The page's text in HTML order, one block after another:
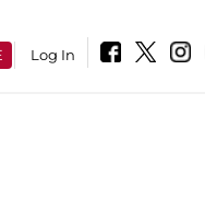
Log In